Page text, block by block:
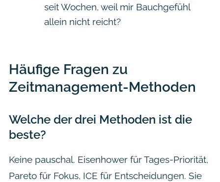
seit Wochen, weil mir Bauchgefühl
allein nicht reicht?
Häufige Fragen zu
Zeitmanagement-Methoden
Welche der drei Methoden ist die
beste?
Keine pauschal. Eisenhower für Tages-Priorität,
Pareto für Fokus, ICE für Entscheidungen. Sie